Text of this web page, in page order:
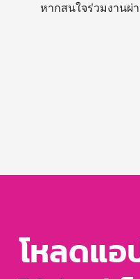
หากสนใจร่วมงานผ่
โหลดแอ